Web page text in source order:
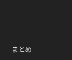
まとめ